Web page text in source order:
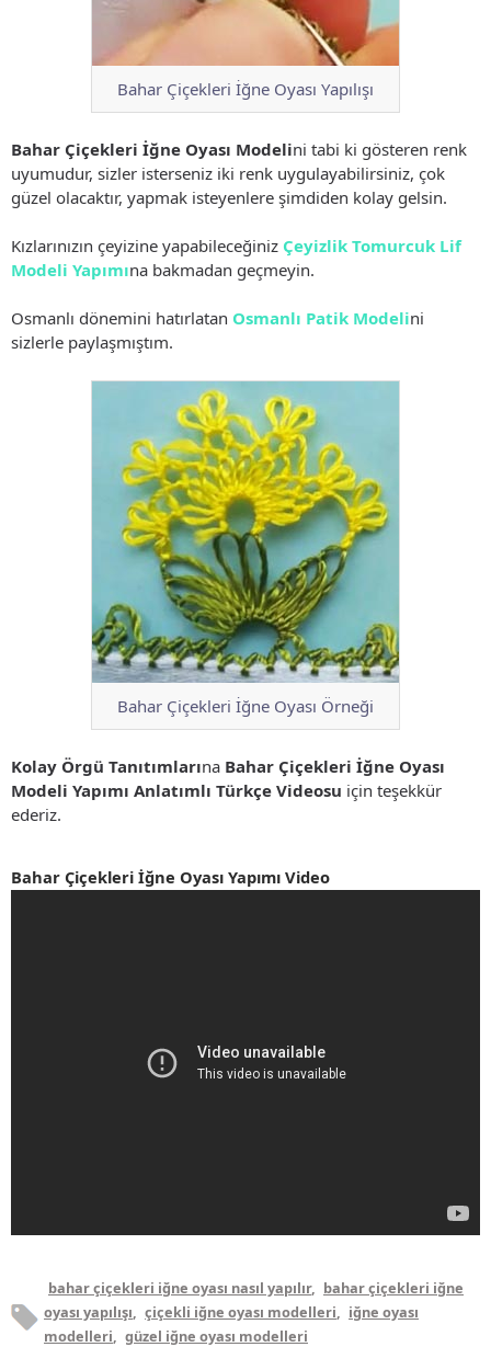
Bahar Çiçekleri İğne Oyası Yapılışı
Bahar Çiçekleri İğne Oyası Modelini tabi ki gösteren renk
uyumudur, sizler isterseniz iki renk uygulayabilirsiniz, çok
güzel olacaktır, yapmak isteyenlere şimdiden kolay gelsin.
Kızlarınızın çeyizine yapabileceğiniz Çeyizlik Tomurcuk Lif
Modeli Yapımına bakmadan geçmeyin.
Osmanlı dönemini hatırlatan Osmanlı Patik Modelini
sizlerle paylaşmıştım.
Bahar Çiçekleri İğne Oyası Örneği
Kolay Örgü Tanıtımlarına Bahar Çiçekleri İğne Oyası
Modeli Yapımı Anlatımlı Türkçe Videosu için teşekkür
ederiz.
Bahar Çiçekleri İğne Oyası Yapımı Video
bahar çiçekleri iğne oyası nasıl yapılır, bahar çiçekleri iğne
oyası yapılışı, çiçekli iğne oyası modelleri, iğne oyası
modelleri, güzel iğne oyası modelleri